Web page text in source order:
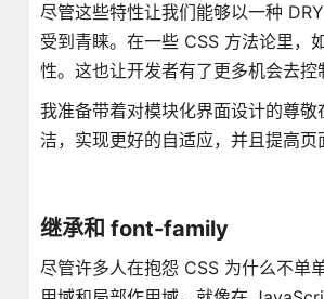
尽管这些特性让我们能够以一种
受到青睐。在一些 CSS 方法论里，
性。这也让开发者有了更多机会去控
我准备带着对模块化界面设计的尊
洁，实现更好的自适应，并且提高页
继承和 font-family
尽管许多人在抱怨 CSS 为什么不单